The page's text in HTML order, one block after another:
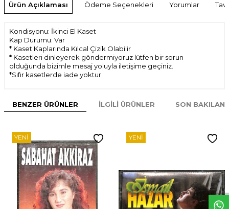
W
h
t
s
p
p
D
e
s
e
H
a
t
t
Ürün Açıklaması Ödeme Seçenekleri Yorumlar
Kondisyonu: İkinci El Kaset
Kap Durumu: Var
* Kaset Kaplarında Kılcal Çizik Olabilir
* Kasetleri dinleyerek göndermiyoruz lütfen bir sorun
olduğunda bizimle mesaj yoluyla iletişime geçiniz.
*Sıfır kasetlerde iade yoktur.
BENZER ÜRÜNLER İLGILI ÜRÜNLER SON
YENI YENI